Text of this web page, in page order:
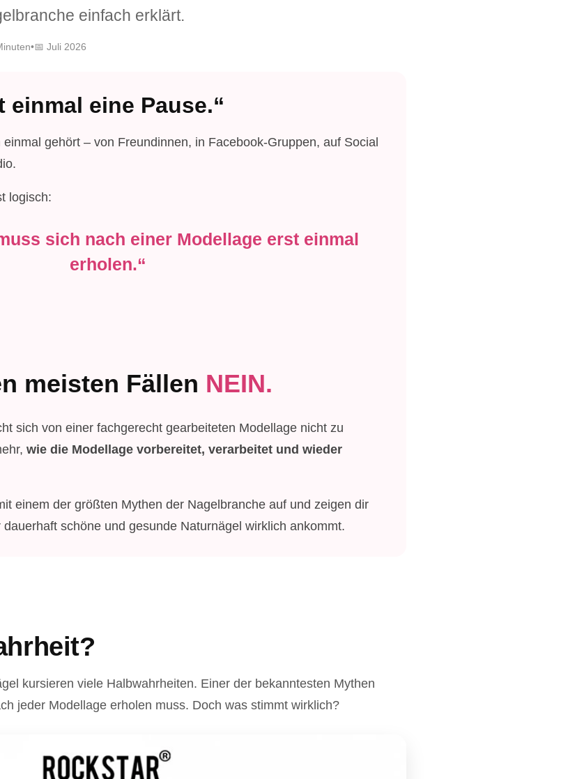
einfach erklärt.
•📅 Juli 2026
einmal eine Pause.“
gehört – von Freundinnen, in Facebook-Gruppen, auf Social
logisch:
sich nach einer Modellage erst einmal
erholen.“
meisten Fällen NEIN.
sich von einer fachgerecht gearbeiteten Modellage nicht zu
wie die Modellage vorbereitet, verarbeitet und wieder
einem der größten Mythen der Nagelbranche auf und zeigen dir
schöne und gesunde Naturnägel wirklich ankommt.
kursieren viele Halbwahrheiten. Einer der bekanntesten Mythen
jeder Modellage erholen muss. Doch was stimmt wirklich?